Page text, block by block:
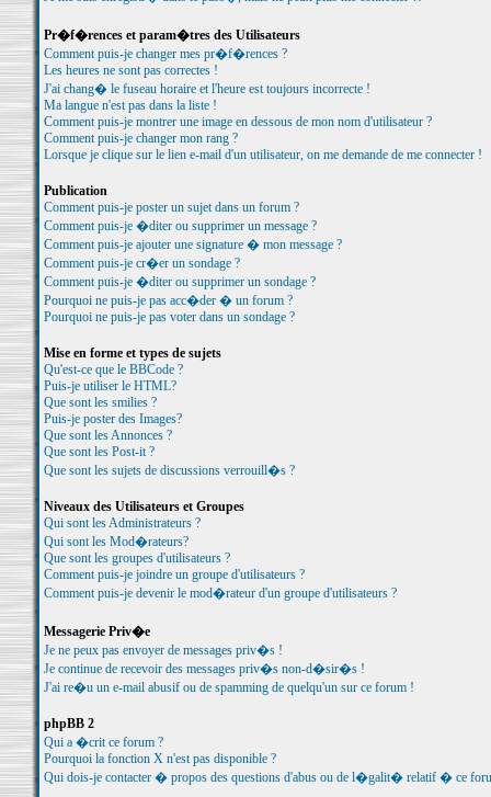
Pr�f�rences et param�tres des Utilisateurs
Comment puis-je changer mes pr�f�rences ?
Les heures ne sont pas correctes !
J'ai chang� le fuseau horaire et l'heure est toujours incorrecte !
Ma langue n'est pas dans la liste !
Comment puis-je montrer une image en dessous de mon nom d'utilisateur ?
Comment puis-je changer mon rang ?
Lorsque je clique sur le lien e-mail d'un utilisateur, on me demande de me connecter !
Publication
Comment puis-je poster un sujet dans un forum ?
Comment puis-je �diter ou supprimer un message ?
Comment puis-je ajouter une signature � mon message ?
Comment puis-je cr�er un sondage ?
Comment puis-je �diter ou supprimer un sondage ?
Pourquoi ne puis-je pas acc�der � un forum ?
Pourquoi ne puis-je pas voter dans un sondage ?
Mise en forme et types de sujets
Qu'est-ce que le BBCode ?
Puis-je utiliser le HTML?
Que sont les smilies ?
Puis-je poster des Images?
Que sont les Annonces ?
Que sont les Post-it ?
Que sont les sujets de discussions verrouill�s ?
Niveaux des Utilisateurs et Groupes
Qui sont les Administrateurs ?
Qui sont les Mod�rateurs?
Que sont les groupes d'utilisateurs ?
Comment puis-je joindre un groupe d'utilisateurs ?
Comment puis-je devenir le mod�rateur d'un groupe d'utilisateurs ?
Messagerie Priv�e
Je ne peux pas envoyer de messages priv�s !
Je continue de recevoir des messages priv�s non-d�sir�s !
J'ai re�u un e-mail abusif ou de spamming de quelqu'un sur ce forum !
phpBB 2
Qui a �crit ce forum ?
Pourquoi la fonction X n'est pas disponible ?
Qui dois-je contacter � propos des questions d'abus ou de l�galit� relatif � ce